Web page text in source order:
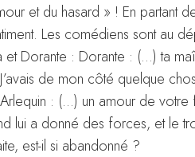
et du hasard » ! En partant
Les comédiens sont au
Dorante : Dorante : (…) ta
de mon côté quelque
: (…) un amour de
lui a donné des forces, et le
est-il si abandonné ?